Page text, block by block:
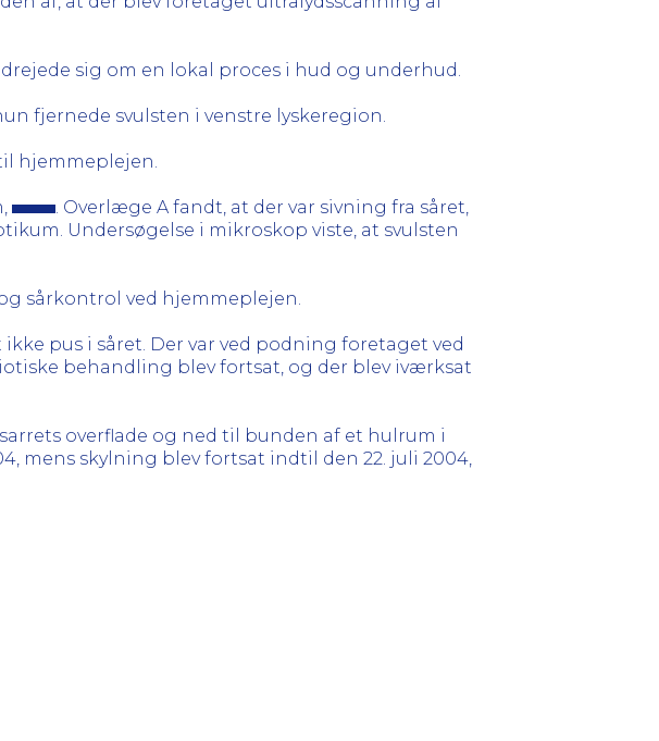
sig om en lokal proces i hud og underhud.
fjernede svulsten i venstre lyskeregion.
hjemmeplejen.
. Overlæge A fandt, at der var sivning fra såret,
Undersøgelse i mikroskop viste, at svulsten
sårkontrol ved hjemmeplejen.
pus i såret. Der var ved podning foretaget ved
behandling blev fortsat, og der blev iværksat
overflade og ned til bunden af et hulrum i
mens skylning blev fortsat indtil den 22. juli 2004,